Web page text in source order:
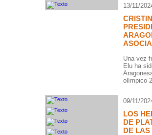
13/11/
Una vez
Elu ha
olímpico
09/11/
LOS
DE
DE LAS